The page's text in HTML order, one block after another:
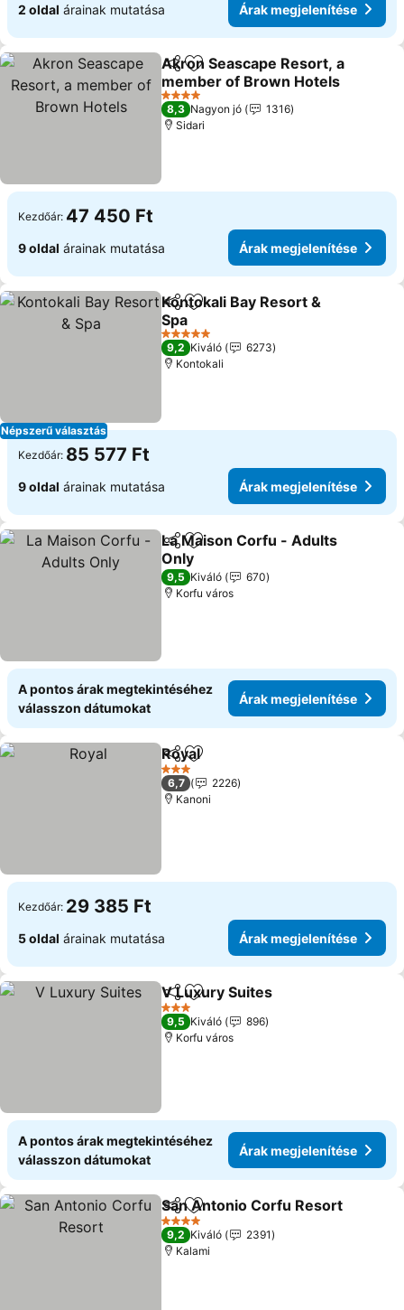
2 oldal árainak mutatása Árak megjelenítése
Megosztás
Hozzáadás a kedvencekhez
Akron Seascape Resort, a
member of Brown Hotels
Árak megjelenítése
4 Kategória
8,3 Nagyon jó
1316
Sidari
Kezdőár: 47 450 Ft
9 oldal árainak mutatása Árak megjelenítése
Népszerű választás
MegosztásHozzáadás a kedvencekhez
Kontokali Bay Resort &
Spa
Árak megjelenítése
5 Kategória
9,2 Kiváló
6273
Kontokali
Kezdőár: 85 577 Ft
9 oldal árainak mutatása Árak megjelenítése
Megosztás
Hozzáadás a kedvencekhez
La Maison Corfu - Adults
Only
Árak megjelenítése
9,5 Kiváló
670
Korfu város
A pontos árak megtekintéséhez
válasszon dátumokat
Árak megjelenítése
MegosztásHozzáadás a kedvencekhez
Royal
3 Kategória
6,7
2226
Kanoni
Kezdőár: 29 385 Ft
5 oldal árainak mutatása Árak megjelenítése
Megosztás
Hozzáadás a kedvencekhez
V Luxury Suites
3 Kategória
9,5 Kiváló
896
Korfu város
A pontos árak megtekintéséhez
válasszon dátumokat
Árak megjelenítése
Megosztás
Hozzáadás a kedvencekhez
San Antonio Corfu Resort
4 Kategória
9,2 Kiváló
2391
Kalami